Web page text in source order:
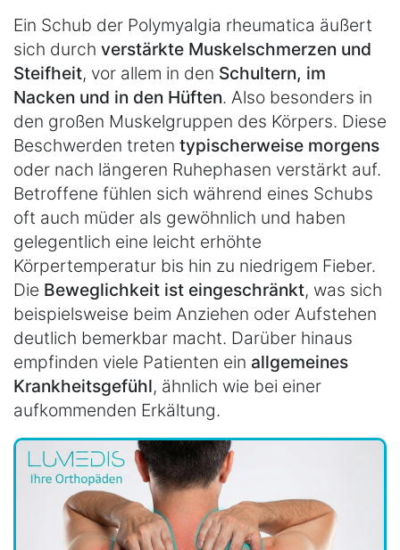
Ein Schub der Polymyalgia rheumatica äußert
sich durch verstärkte Muskelschmerzen und
Steifheit, vor allem in den Schultern, im
Nacken und in den Hüften. Also besonders in
den großen Muskelgruppen des Körpers. Diese
Beschwerden treten typischerweise morgens
oder nach längeren Ruhephasen verstärkt auf.
Betroffene fühlen sich während eines Schubs
oft auch müder als gewöhnlich und haben
gelegentlich eine leicht erhöhte
Körpertemperatur bis hin zu niedrigem Fieber.
Die Beweglichkeit ist eingeschränkt, was sich
beispielsweise beim Anziehen oder Aufstehen
deutlich bemerkbar macht. Darüber hinaus
empfinden viele Patienten ein allgemeines
Krankheitsgefühl, ähnlich wie bei einer
aufkommenden Erkältung.